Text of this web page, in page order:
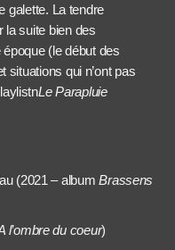
galette. La tendre
la suite bien des
époque (le début des
situations qui n’ont pas
nLe Parapluie
(2021 – albumBrassens
l’ombre du coeur)